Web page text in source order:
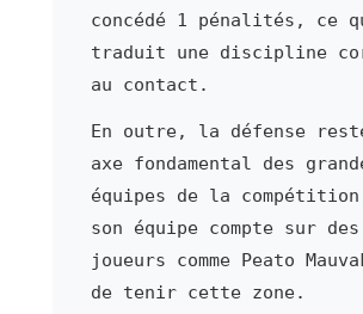
concédé 1 pénalités, ce
traduit une discipline
au contact.
En outre, la défense
axe fondamental des
équipes de la
son équipe compte sur des
joueurs comme Peato
de tenir cette zone.